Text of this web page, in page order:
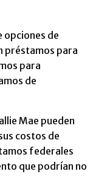
opciones de
préstamos para
para
de
Mae pueden
costos de
federales
que podrían no